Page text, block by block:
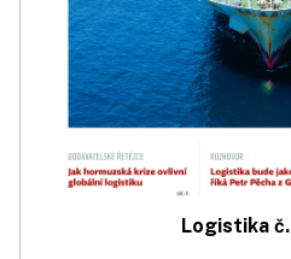
Logistika